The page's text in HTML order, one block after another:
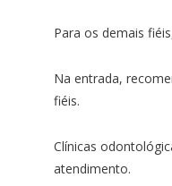
Para os demais
Na entrada,
fiéis.
Clínicas
atendimento.